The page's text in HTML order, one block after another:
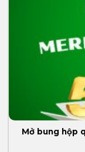
Mở bung hộp